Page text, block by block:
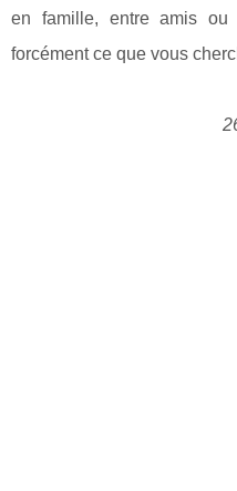
en famille, entre amis ou
forcément ce que vous